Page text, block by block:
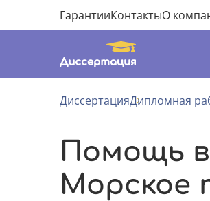
ГарантииКонтактыО
ДиссертацияДипломная
Помощь
Морское